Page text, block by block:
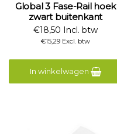
Global 3 Fase-Rail hoek
zwart buitenkant
€18,50 Incl. btw
€15,29 Excl. btw
In winkelwagen